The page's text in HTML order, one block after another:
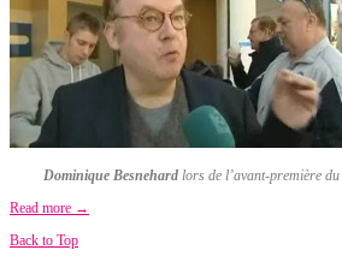
Dominique Besnehardlors de l’avant-première
Read more →
Back to Top